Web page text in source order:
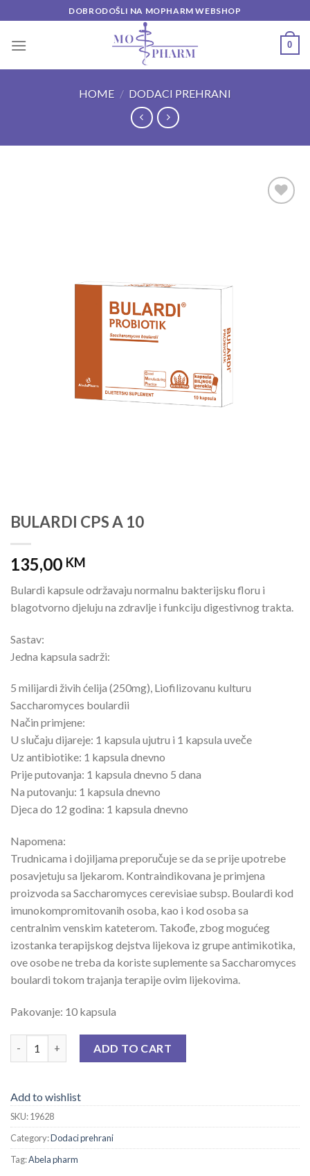
to
content
DOBRODOŠLI NA MOPHARM WEBSHOP
0
HOME / DODACI PREHRANI
BULARDI CPS A 10
135,00 KM
Bulardi kapsule održavaju normalnu bakterijsku floru i
blagotvorno djeluju na zdravlje i funkciju digestivnog trakta.
Sastav:
Jedna kapsula sadrži:
5 milijardi živih ćelija (250mg), Liofilizovanu kulturu
Saccharomyces boulardii
Način primjene:
U slučaju dijareje: 1 kapsula ujutru i 1 kapsula uveče
Uz antibiotike: 1 kapsula dnevno
Prije putovanja: 1 kapsula dnevno 5 dana
Na putovanju: 1 kapsula dnevno
Djeca do 12 godina: 1 kapsula dnevno
Napomena:
Trudnicama i dojiljama preporučuje se da se prije upotrebe
posavjetuju sa ljekarom. Kontraindikovana je primjena
proizvoda sa Saccharomyces cerevisiae subsp. Boulardi kod
imunokompromitovanih osoba, kao i kod osoba sa
centralnim venskim kateterom. Takođe, zbog mogućeg
izostanka terapijskog dejstva lijekova iz grupe antimikotika,
ove osobe ne treba da koriste suplemente sa Saccharomyces
boulardi tokom trajanja terapije ovim lijekovima.
Pakovanje: 10 kapsula
ADD TO CART
Add to wishlist
SKU:19628
Category:Dodaci prehrani
Tag:Abela pharm